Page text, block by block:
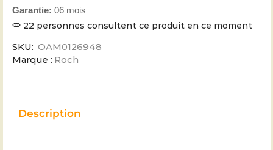
Garantie: 06 mois
22 personnes consultent ce produit en ce moment
SKU: OAM0126948
Marque : Roch
Description